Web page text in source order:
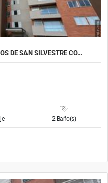
DE SAN SILVESTRE CO…
2 Baño(s)